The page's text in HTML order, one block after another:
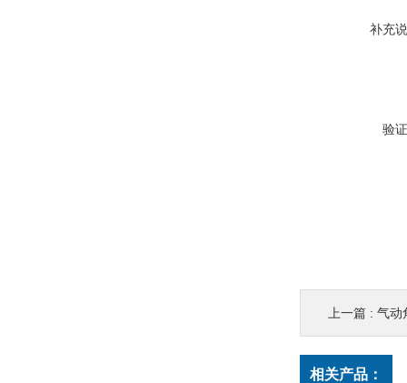
补充
验
上一篇 : 气动
相关产品：